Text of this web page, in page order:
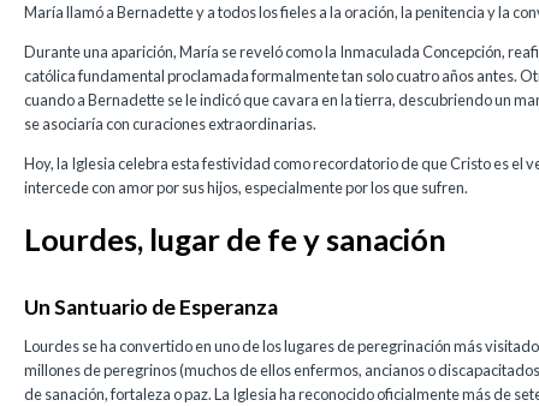
María llamó a Bernadette y a todos los fieles a la oración, la penitencia y la
Durante una aparición, María se reveló como la Inmaculada Concepción,
católica fundamental proclamada formalmente tan solo cuatro años antes.
cuando a Bernadette se le indicó que cavara en la tierra, descubriendo un
se asociaría con curaciones extraordinarias.
Hoy, la Iglesia celebra esta festividad como recordatorio de que Cristo es el
intercede con amor por sus hijos, especialmente por los que sufren.
Lourdes, lugar de fe y sanación
Un Santuario de Esperanza
Lourdes se ha convertido en uno de los lugares de peregrinación más
millones de peregrinos (muchos de ellos enfermos, ancianos o
de sanación, fortaleza o paz. La Iglesia ha reconocido oficialmente más de